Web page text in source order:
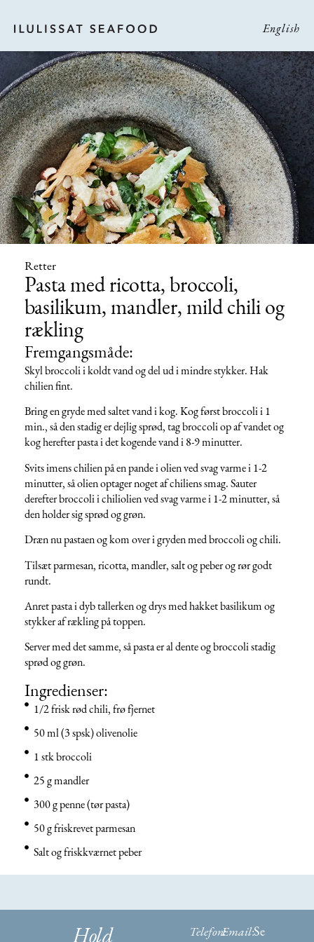
English
Retter
Pasta med ricotta, broccoli,
basilikum, mandler, mild chili og
rækling
Fremgangsmåde:
Skyl broccoli i koldt vand og del ud i mindre stykker. Hak
chilien fint.
Bring en gryde med saltet vand i kog. Kog først broccoli i 1
min., så den stadig er dejlig sprød, tag broccoli op af vandet og
kog herefter pasta i det kogende vand i 8-9 minutter.
Svits imens chilien på en pande i olien ved svag varme i 1-2
minutter, så olien optager noget af chiliens smag. Sauter
derefter broccoli i chiliolien ved svag varme i 1-2 minutter, så
den holder sig sprød og grøn.
Dræn nu pastaen og kom over i gryden med broccoli og chili.
Tilsæt parmesan, ricotta, mandler, salt og peber og rør godt
rundt.
Anret pasta i dyb tallerken og drys med hakket basilikum og
stykker af rækling på toppen.
Server med det samme, så pasta er al dente og broccoli stadig
sprød og grøn.
Ingredienser:
1/2 frisk rød chili, frø fjernet
50 ml (3 spsk) olivenolie
1 stk broccoli
25 g mandler
300 g penne (tør pasta)
50 g friskrevet parmesan
Salt og friskkværnet peber
Hold Telefon:Email:Se